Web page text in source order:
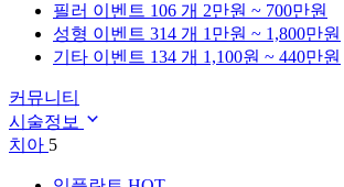
필러 이벤트 106 개 2만원 ~ 700만원
성형 이벤트 314 개 1만원 ~ 1,800만원
기타 이벤트 134 개 1,100원 ~ 440만원
커뮤니티
시술정보
치아 5